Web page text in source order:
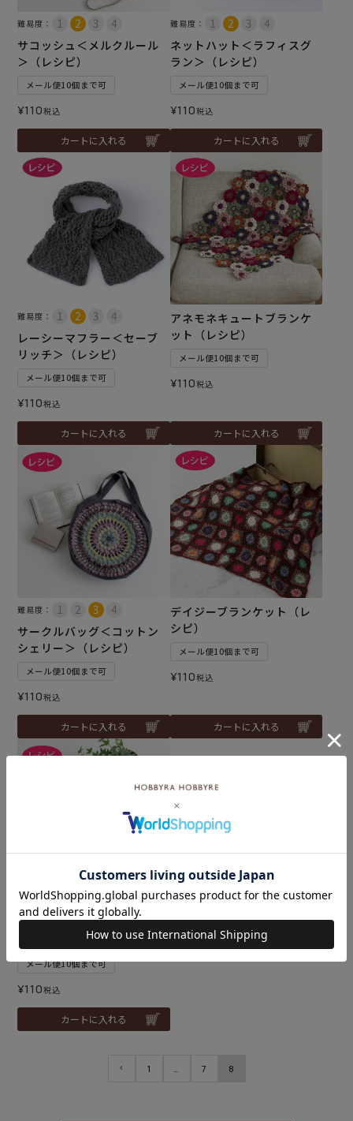
難易度：
サコッシュ＜メルクルール
＞（レシピ）
メール便10個まで可
¥110税込
カートに入れる
難易度：
ネットハット＜ラフィスグ
ラン＞（レシピ）
メール便10個まで可
¥110税込
カートに入れる
難易度：
レーシーマフラー＜セーブ
リッチ＞（レシピ）
メール便10個まで可
¥110税込
カートに入れる
アネモネキュートブランケ
ット（レシピ）
メール便10個まで可
¥110税込
カートに入れる
難易度：
サークルバッグ＜コットン
シェリー＞（レシピ）
メール便10個まで可
¥110税込
カートに入れる
デイジーブランケット（レ
シピ）
メール便10個まで可
¥110税込
カートに入れる
難易度：
マルシェバッグ＜ツイスト
ボーダー＞（レシピ）
メール便10個まで可
¥110税込
カートに入れる
1 7 8